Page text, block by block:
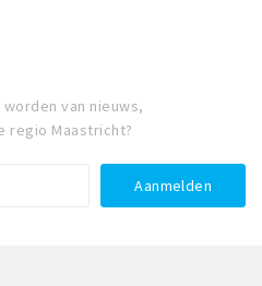
van nieuws,
regio Maastricht?